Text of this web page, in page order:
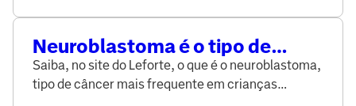
Neuroblastoma é o tipo de
câncer mais comum em bebês e
um dos mais incidentes na
Saiba, no site do Leforte, o que é o neuroblastoma,
tipo de câncer mais frequente em crianças